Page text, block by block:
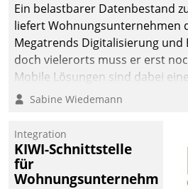
Ein belastbarer Datenbestand
liefert Wohnungsunternehmen
Megatrends Digitalisierung und
doch vielerorts muss er erst
Mobile Lösungen sind dabei
Sabine Wiedemann
Integration
KIWI-Schnittstelle
für
Wohnungsunternehmen